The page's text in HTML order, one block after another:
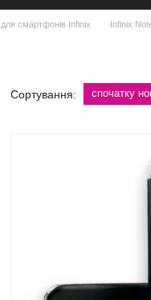
смартфонів Infinix Infinix
Сортування: спочатку